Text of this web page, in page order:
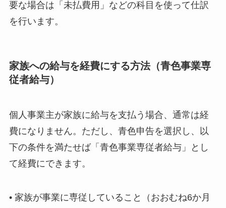
要な場合は「未払費用」などの科目を使って仕訳
を行います。
家族への給与を経費にする方法（青色事業専
従者給与）
個人事業主が家族に給与を支払う場合、通常は経
費になりません。ただし、青色申告を選択し、以
下の条件を満たせば「青色事業専従者給与」とし
て経費にできます。
• 家族が事業に専従していること（おおむね6か月